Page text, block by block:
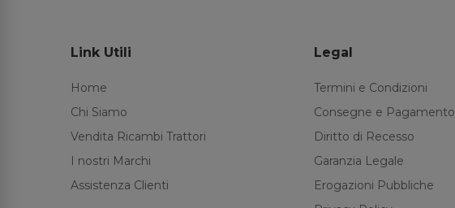
Link Utili
Home
Chi Siamo
Vendita Ricambi Trattori
I nostri Marchi
Assistenza Clienti
Legal
Termini e Condizioni
Consegne e Pagamento
Diritto di Recesso
Garanzia Legale
Erogazioni Pubbliche